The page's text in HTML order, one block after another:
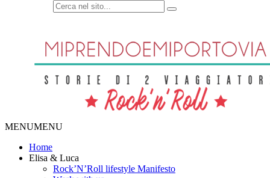
MENUMENU
Home
Elisa & Luca
Rock’N’Roll lifestyle Manifesto